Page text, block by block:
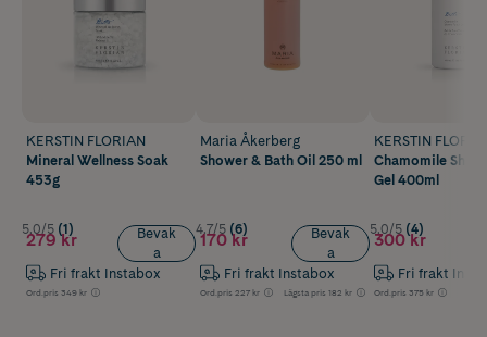
KERSTIN FLORIAN
Mineral Wellness Soak
453g
5.0/5 (1)
279 kr
Fri frakt Instabox
Ord.pris 349 kr
Bevak
a
Maria Åkerberg
Shower & Bath Oil 250 ml
4.7/5 (6)
170 kr
Fri frakt Instabox
Ord.pris 227 kr Lägsta pris 182 kr
Bevak
a
KERSTIN
Chamomile
Gel 400ml
5.0/5 (4)
300 kr
Fri frakt
Ord.pris 375 kr